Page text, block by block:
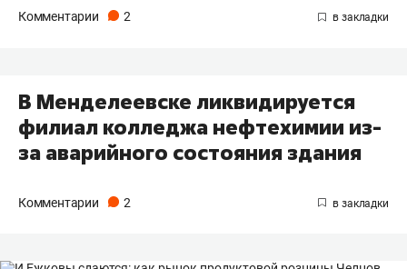
Комментарии 2
В Менделеевске ликвидируется
филиал колледжа нефтехимии из-
за аварийного состояния здания
Комментарии 2